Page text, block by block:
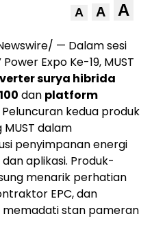
A A A
— Dalam sesi
Expo Ke-19, MUST
surya hibrida
dan platform
Peluncuran kedua produk
dalam
penyimpanan energi
aplikasi. Produk-
menarik perhatian
EPC, dan
stan pameran